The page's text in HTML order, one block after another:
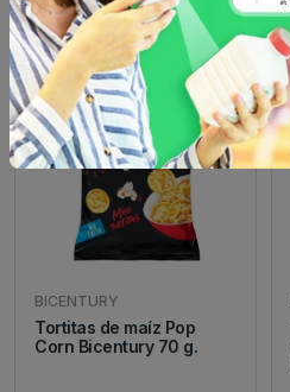
BICENTURY
Tortitas de maíz Pop
Corn Bicentury 70 g.